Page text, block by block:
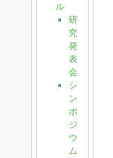
ル
研
究
発
表
会
シ
ン
ポ
ジ
ウ
ム